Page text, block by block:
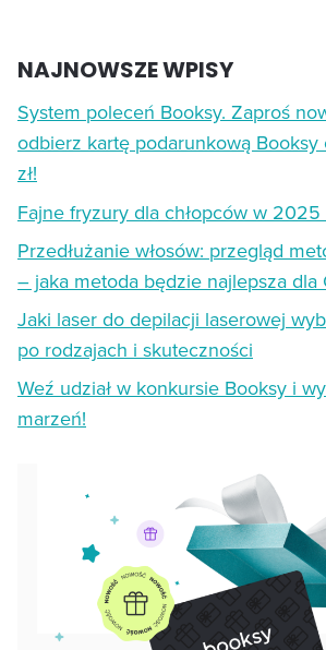
NAJNOWSZE WPISY
System poleceń Booksy. Zaproś
odbierz kartę podarunkową
zł!
Fajne fryzury dla chłopców w 2025
Przedłużanie włosów: przegląd
– jaka metoda będzie najlepsza dla
Jaki laser do depilacji laserowej
po rodzajach i skuteczności
Weź udział w konkursie Booksy i
marzeń!